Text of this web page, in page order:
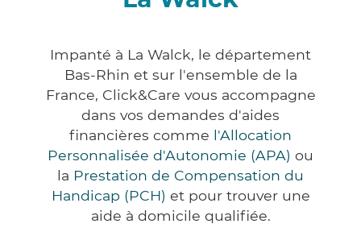
Impanté à La Walck, le département
Bas-Rhin et sur l'ensemble de la
France, Click&Care vous accompagne
dans vos demandes d'aides
financières comme l'Allocation
Personnalisée d'Autonomie (APA) ou
la Prestation de Compensation du
Handicap (PCH) et pour trouver une
aide à domicile qualifiée.